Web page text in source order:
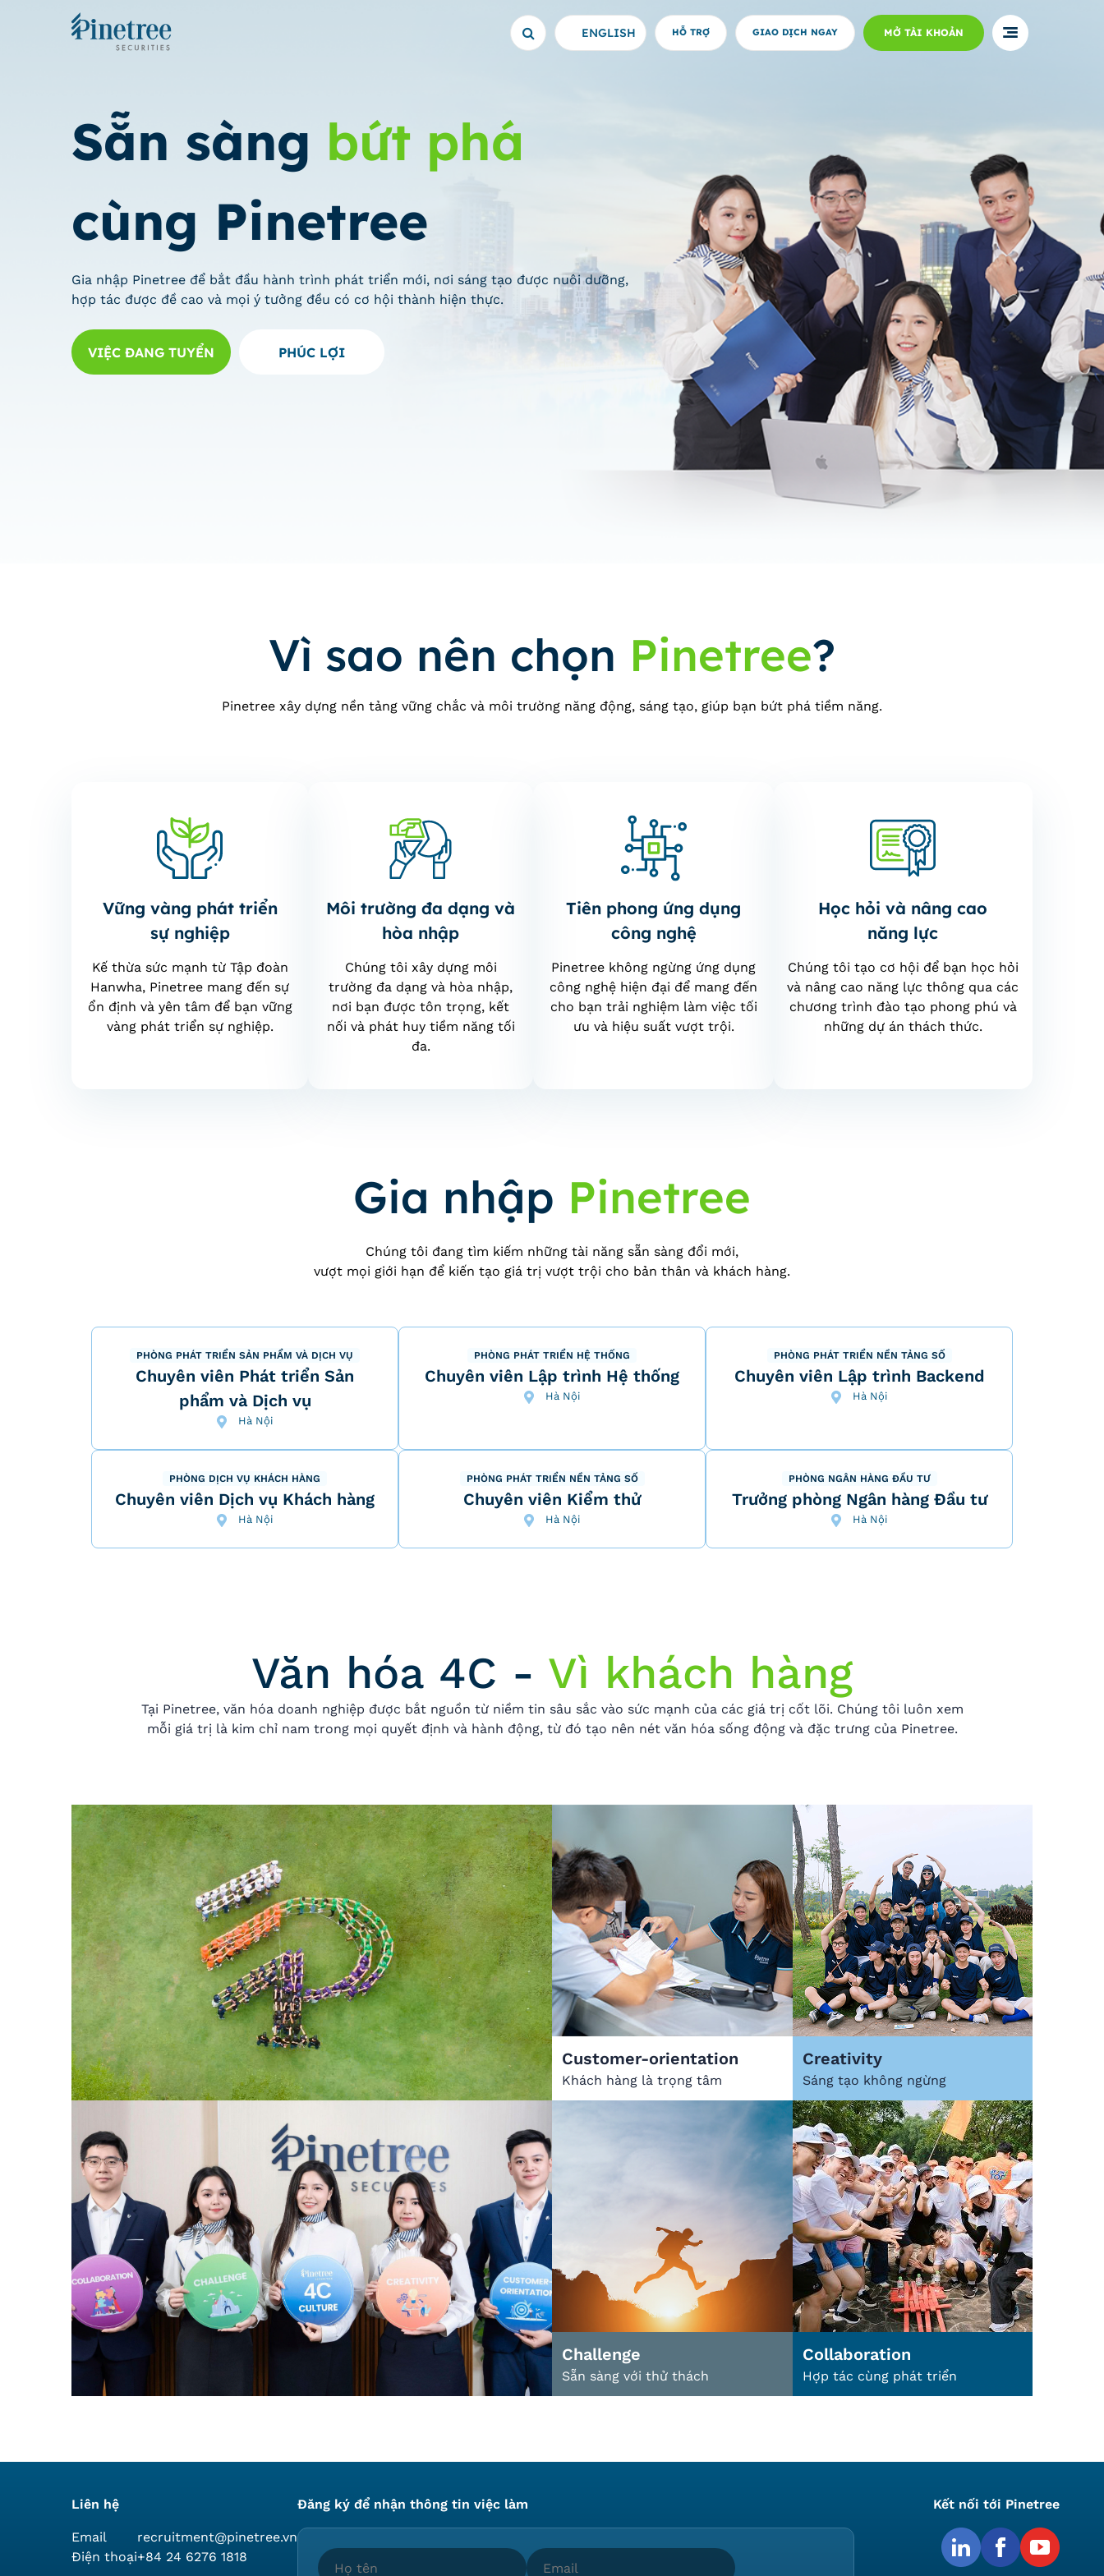
ENGLISH HỖ TRỢ GIAO DỊCH NGAY MỞ TÀI KHOẢN
Sẵn sàng bứt phá
cùng Pinetree
Gia nhập Pinetree để bắt đầu hành trình phát triển mới, nơi sáng tạo được nuôi dưỡng,
hợp tác được đề cao và mọi ý tưởng đều có cơ hội thành hiện thực.
VIỆC ĐANG TUYỂN PHÚC LỢI
Vì sao nên chọn Pinetree?
Pinetree xây dựng nền tảng vững chắc và môi trường năng động, sáng tạo, giúp bạn bứt phá tiềm năng.
Vững vàng phát triển
sự nghiệp
Kế thừa sức mạnh từ Tập đoàn
Hanwha, Pinetree mang đến sự
ổn định và yên tâm để bạn vững
vàng phát triển sự nghiệp.
Môi trường đa dạng và
hòa nhập
Chúng tôi xây dựng môi
trường đa dạng và hòa nhập,
nơi bạn được tôn trọng, kết
nối và phát huy tiềm năng tối
đa.
Tiên phong ứng dụng
công nghệ
Pinetree không ngừng ứng dụng
công nghệ hiện đại để mang đến
cho bạn trải nghiệm làm việc tối
ưu và hiệu suất vượt trội.
Học hỏi và nâng cao
năng lực
Chúng tôi tạo cơ hội để bạn học hỏi
và nâng cao năng lực thông qua các
chương trình đào tạo phong phú và
những dự án thách thức.
Gia nhập Pinetree
Chúng tôi đang tìm kiếm những tài năng sẵn sàng đổi mới,
vượt mọi giới hạn để kiến tạo giá trị vượt trội cho bản thân và khách hàng.
PHÒNG PHÁT TRIỂN SẢN PHẨM VÀ DỊCH VỤ
Chuyên viên Phát triển Sản
phẩm và Dịch vụ
Hà Nội
PHÒNG PHÁT TRIỂN HỆ THỐNG
Chuyên viên Lập trình Hệ thống
Hà Nội
PHÒNG PHÁT TRIỂN NỀN TẢNG SỐ
Chuyên viên Lập trình Backend
Hà Nội
PHÒNG DỊCH VỤ KHÁCH HÀNG
Chuyên viên Dịch vụ Khách hàng
Hà Nội
PHÒNG PHÁT TRIỂN NỀN TẢNG SỐ
Chuyên viên Kiểm thử
Hà Nội
PHÒNG NGÂN HÀNG ĐẦU TƯ
Trưởng phòng Ngân hàng Đầu tư
Hà Nội
Văn hóa 4C - Vì khách hàng
Tại Pinetree, văn hóa doanh nghiệp được bắt nguồn từ niềm tin sâu sắc vào sức mạnh của các giá trị cốt lõi. Chúng tôi luôn xem
mỗi giá trị là kim chỉ nam trong mọi quyết định và hành động, từ đó tạo nên nét văn hóa sống động và đặc trưng của Pinetree.
Customer-orientation
Khách hàng là trọng tâm
Creativity
Sáng tạo không ngừng
Challenge
Sẵn sàng với thử thách
Collaboration
Hợp tác cùng phát triển
Liên hệ
Email
recruitment@pinetree.vn
Điện thoại+84 24 6276 1818
Đăng ký để nhận thông tin việc làm Kết nối tới Pinetree